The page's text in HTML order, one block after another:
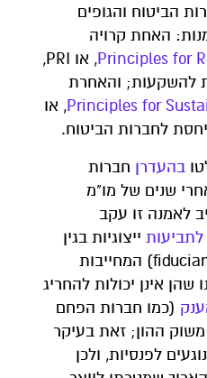
הביטוח והגופים
האחת קרויה
Principles for
, או PRI,
ומתייחסת להשקעות; והאחרת
Principles for, או
בהעדרן חברות
שנים של מו"מ
לאמנה זו עקב
לתביעות ייצוגיות בגין
טענות נאמנות (fiduciary claims) המחייבות
שהן אינן יכולות להחריג
(כמו חברות הפחם
ההון; זאת בעיקר
לפנסיות, ולכן